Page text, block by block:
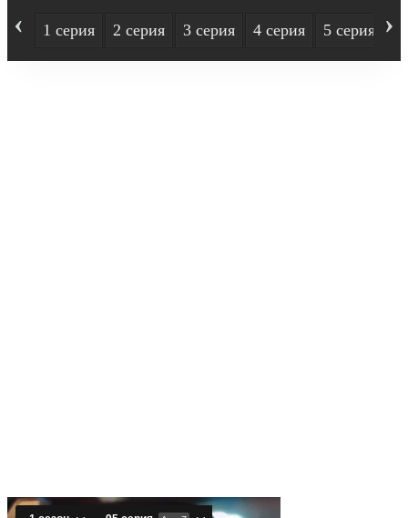
‹ 1 серия 2 серия 3 серия 4 серия 5 серия ›